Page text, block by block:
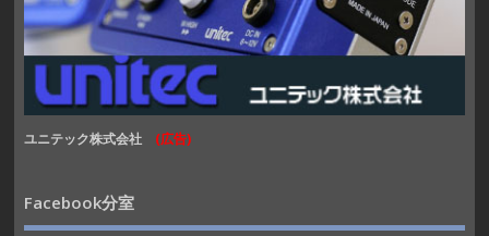
ユニテック株式会社 (広告)
Facebook分室